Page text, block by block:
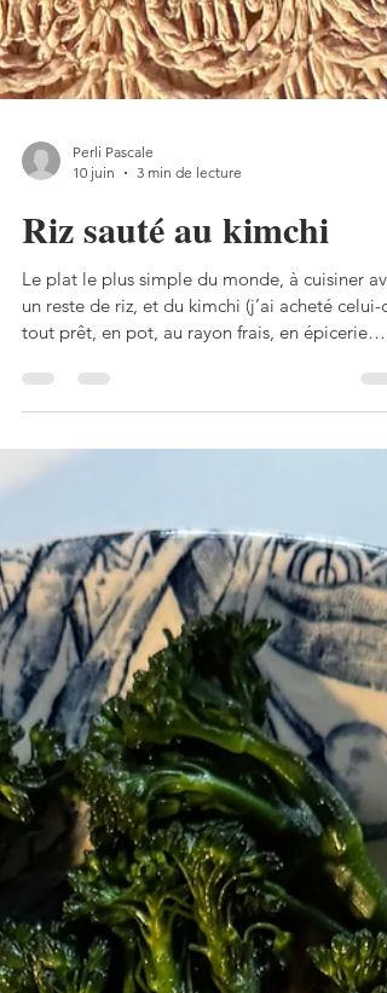
Perli Pascale
10 juin
3 min de lecture
Riz sauté au kimchi
Le plat le plus simple du monde, à cuisiner
un reste de riz, et du kimchi (j’ai acheté celui-ci
l’occasion de le préparer moi-même!) C’est
savoureux, épicé, et tellement vite préparé, en
personnes: 2 bols de riz cuit (soit environ 100g
de riz cru), 2 échalotes, 1 c.à café de racine de
gingembre, 1 œuf, 1 c.à soupe de sauce soja,
poivre.